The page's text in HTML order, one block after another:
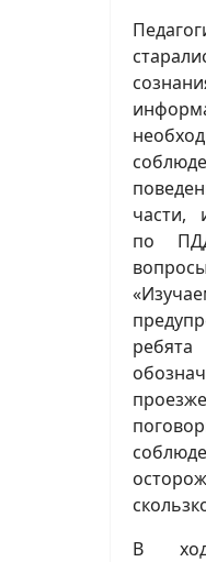
части,
по
В